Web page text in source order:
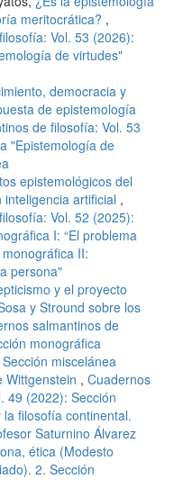
meritocrática? ,
Vol. 53 (2026):
de virtudes"
democracia y
de epistemología
de filosofía: Vol. 53
"Epistemología de
epistemológicos del
artificial ,
Vol. 52 (2025):
I: “El problema
II:
persona"
y el proyecto
y Stround sobre los
salmantinos de
monográfica
miscelánea
Wittgenstein , Cuadernos
49 (2022): Sección
filosofía continental.
Saturnino Álvarez
ética (Modesto
2. Sección